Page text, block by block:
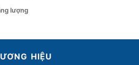
lượng
HIỆU